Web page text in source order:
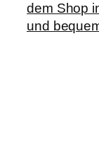
dem Shop
und